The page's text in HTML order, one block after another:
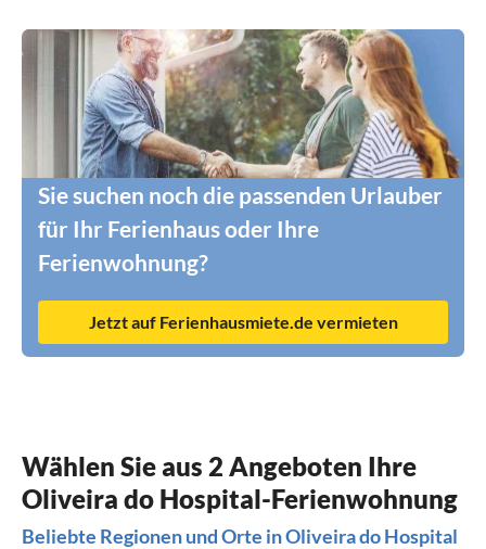
Sie suchen noch die passenden Urlauber
für Ihr Ferienhaus oder Ihre
Ferienwohnung?
Jetzt auf Ferienhausmiete.de vermieten
Wählen Sie aus 2 Angeboten Ihre
Oliveira do Hospital-Ferienwohnung
Beliebte Regionen und Orte in Oliveira do Hospital